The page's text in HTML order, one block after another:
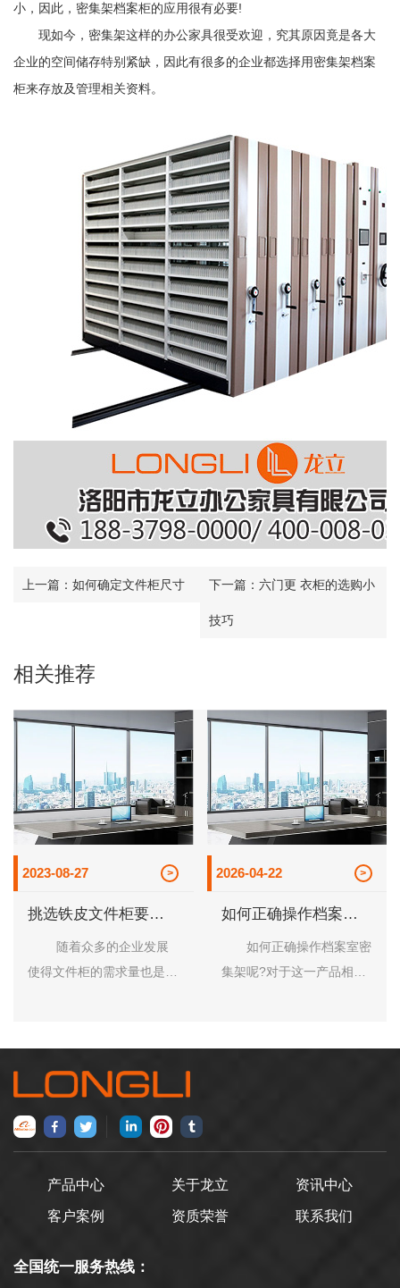
小，因此，密集架档案柜的应用很有必要!
现如今，密集架这样的办公家具很受欢迎，究其原因竟是各大
企业的空间储存特别紧缺，因此有很多的企业都选择用密集架档案
柜来存放及管理相关资料。
上一篇： 如何确定文件柜尺寸 下一篇： 六门更 衣柜的选购小
技巧
相关推荐
2023-08-27
挑选铁皮文件柜要遵
循哪些原则
使得文件柜的需求量也是日
的，在选购文件柜的时候为
了能够选到更为合适的，我
们在挑选的过程中可以遵循
以下的几个要点。 1.
时，是否有刺鼻的异味，如
的; 3.柜门打开时是否
2026-04-22
如何正确操作档案室
如何正确操作档案室密
集架呢?对于这一产品相信
实密集架的使用非常的广泛
列档案室密集架都是设置有
产品中心 关于龙立 资讯中心
客户案例 资质荣誉 联系我们
全国统一服务热线：